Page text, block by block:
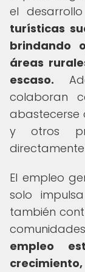
el
turísticas
brindando
áreas
escaso.
colaboran
abastecerse
y otros
El empleo
solo
también
empleo